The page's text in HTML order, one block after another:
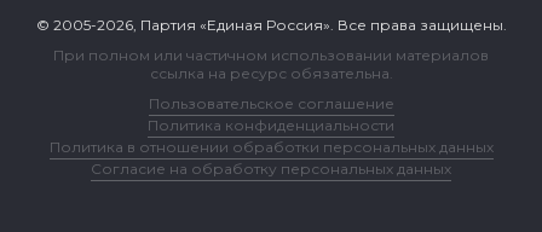
© 2005-2026, Партия «Единая Россия». Все права защищены.
При полном или частичном использовании материалов
ссылка на ресурс обязательна.
Пользовательское соглашение
Политика конфиденциальности
Политика в отношении обработки персональных данных
Согласие на обработку персональных данных